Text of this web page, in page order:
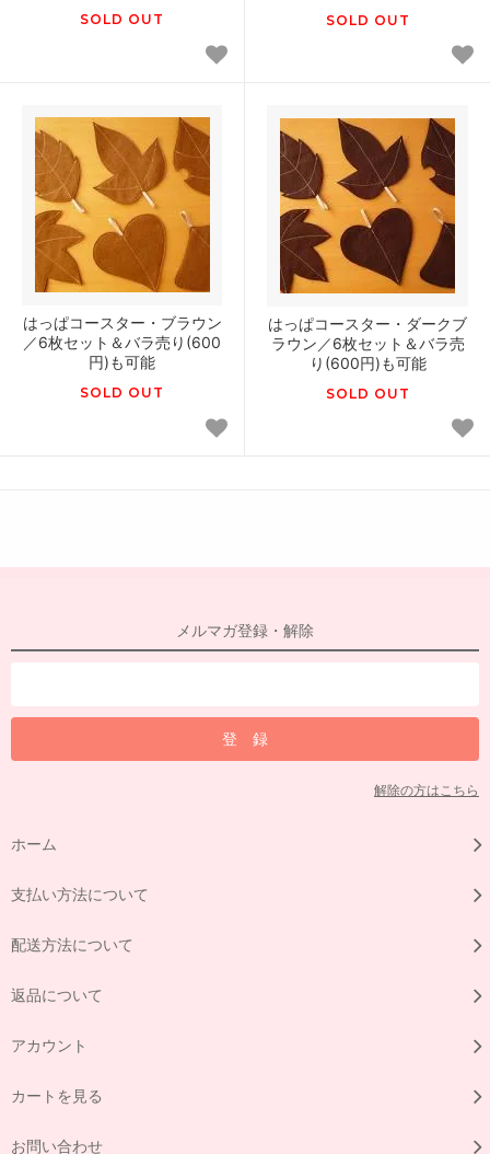
SOLD OUT SOLD OUT
はっぱコースター・ブラウン
／6枚セット＆バラ売り(600
円)も可能
SOLD OUT
はっぱコースター・ダークブ
ラウン／6枚セット＆バラ売
り(600円)も可能
SOLD OUT
メルマガ登録・解除
解除の方はこちら
ホーム
支払い方法について
配送方法について
返品について
アカウント
カートを見る
お問い合わせ